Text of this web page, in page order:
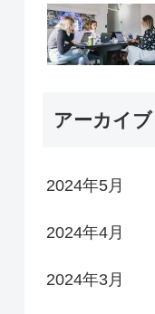
アーカイブ
2024年5月
2024年4月
2024年3月